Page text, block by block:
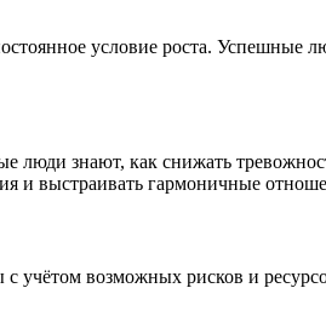
условие роста. Успешные
знают, как снижать
и выстраивать гармоничные
возможных рисков и